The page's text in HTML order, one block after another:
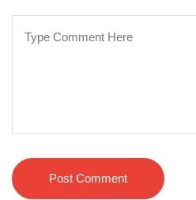
Post Comment